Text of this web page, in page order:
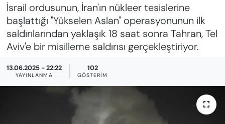
İsrail ordusunun, İran'ın nükleer tesislerine
başlattığı "Yükselen Aslan" operasyonunun ilk
saldırılarından yaklaşık 18 saat sonra Tahran, Tel
Aviv'e bir misilleme saldırısı gerçekleştiriyor.
13.06.2025 - 22:22
YAYINLANMA
102
GÖSTERIM
YENİ MEDYADA EMEK
GAZETECİLİĞİNİ GELİŞTİRMEK
FAYDALI BİLGİLER
GÜNDEM
Trafik Durumu
Süper Lig Puan Durumu ve Fikstür
Tüm Manşetler
Son Dakika Haberleri
Haber Arşivi